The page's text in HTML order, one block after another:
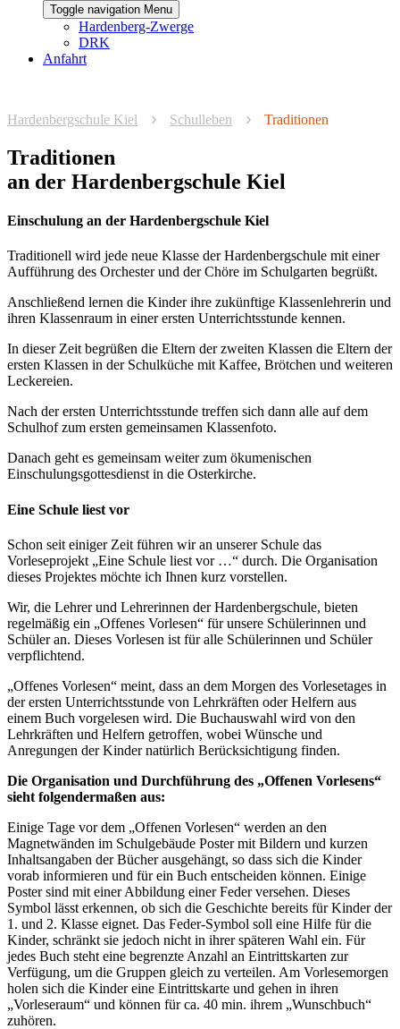
Toggle navigation Menu
Hardenberg-Zwerge
DRK
Anfahrt
Hardenbergschule Kiel Schulleben Traditionen
Traditionen
an der Hardenbergschule Kiel
Einschulung an der Hardenbergschule Kiel
Traditionell wird jede neue Klasse der Hardenbergschule mit einer
Aufführung des Orchester und der Chöre im Schulgarten begrüßt.
Anschließend lernen die Kinder ihre zukünftige Klassenlehrerin und
ihren Klassenraum in einer ersten Unterrichtsstunde kennen.
In dieser Zeit begrüßen die Eltern der zweiten Klassen die Eltern der
ersten Klassen in der Schulküche mit Kaffee, Brötchen und weiteren
Leckereien.
Nach der ersten Unterrichtsstunde treffen sich dann alle auf dem
Schulhof zum ersten gemeinsamen Klassenfoto.
Danach geht es gemeinsam weiter zum ökumenischen
Einschulungsgottesdienst in die Osterkirche.
Eine Schule liest vor
Schon seit einiger Zeit führen wir an unserer Schule das
Vorleseprojekt „Eine Schule liest vor …“ durch. Die Organisation
dieses Projektes möchte ich Ihnen kurz vorstellen.
Wir, die Lehrer und Lehrerinnen der Hardenbergschule, bieten
regelmäßig ein „Offenes Vorlesen“ für unsere Schülerinnen und
Schüler an. Dieses Vorlesen ist für alle Schülerinnen und Schüler
verpflichtend.
„Offenes Vorlesen“ meint, dass an dem Morgen des Vorlesetages in
der ersten Unterrichtsstunde von Lehrkräften oder Helfern aus
einem Buch vorgelesen wird. Die Buchauswahl wird von den
Lehrkräften und Helfern getroffen, wobei Wünsche und
Anregungen der Kinder natürlich Berücksichtigung finden.
Die Organisation und Durchführung des „Offenen Vorlesens“
sieht folgendermaßen aus:
Einige Tage vor dem „Offenen Vorlesen“ werden an den
Magnetwänden im Schulgebäude Poster mit Bildern und kurzen
Inhaltsangaben der Bücher ausgehängt, so dass sich die Kinder
vorab informieren und für ein Buch entscheiden können. Einige
Poster sind mit einer Abbildung einer Feder versehen. Dieses
Symbol lässt erkennen, ob sich die Geschichte bereits für Kinder der
1. und 2. Klasse eignet. Das Feder-Symbol soll eine Hilfe für die
Kinder, schränkt sie jedoch nicht in ihrer späteren Wahl ein. Für
jedes Buch steht eine begrenzte Anzahl an Eintrittskarten zur
Verfügung, um die Gruppen gleich zu verteilen. Am Vorlesemorgen
holen sich die Kinder eine Eintrittskarte und gehen in ihren
„Vorleseraum“ und können für ca. 40 min. ihrem „Wunschbuch“
zuhören.